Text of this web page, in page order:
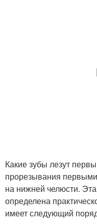
Какие зубы лезут
прорезывания
на нижней челюсти.
определена
имеет следующий